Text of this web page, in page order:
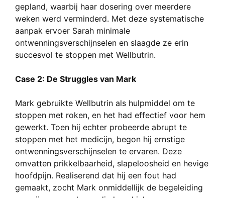
gepland, waarbij haar dosering over meerdere
weken werd verminderd. Met deze systematische
aanpak ervoer Sarah minimale
ontwenningsverschijnselen en slaagde ze erin
succesvol te stoppen met Wellbutrin.
Case 2: De Struggles van Mark
Mark gebruikte Wellbutrin als hulpmiddel om te
stoppen met roken, en het had effectief voor hem
gewerkt. Toen hij echter probeerde abrupt te
stoppen met het medicijn, begon hij ernstige
ontwenningsverschijnselen te ervaren. Deze
omvatten prikkelbaarheid, slapeloosheid en hevige
hoofdpijn. Realiserend dat hij een fout had
gemaakt, zocht Mark onmiddellijk de begeleiding